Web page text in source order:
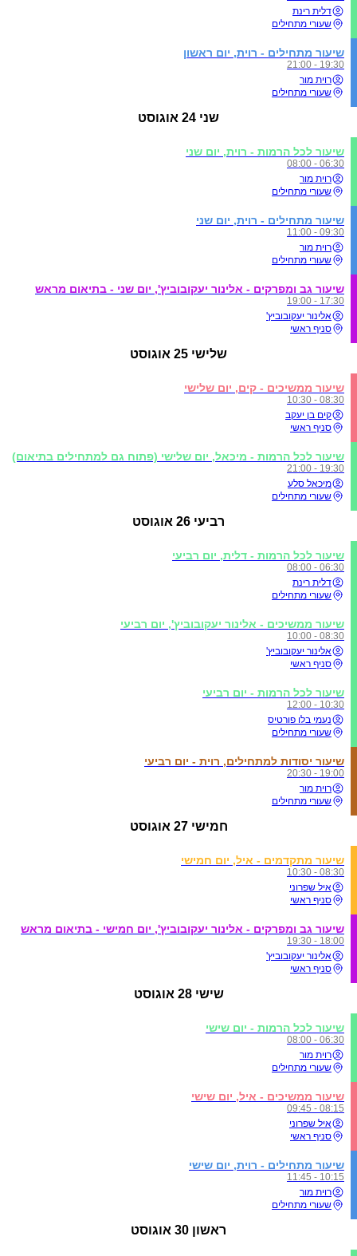
דלית רינת
שעורי מתחילים
שיעור מתחילים - רוית, יום ראשון
19:30 - 21:00
רוית מור
שעורי מתחילים
שני 24 אוגוסט
שיעור לכל הרמות - רוית, יום שני
06:30 - 08:00
רוית מור
שעורי מתחילים
שיעור מתחילים - רוית, יום שני
09:30 - 11:00
רוית מור
שעורי מתחילים
שיעור גב ומפרקים - אלינור יעקובוביץ', יום שני - בתיאום מראש
17:30 - 19:00
אלינור יעקובוביץ'
סניף ראשי
שלישי 25 אוגוסט
שיעור ממשיכים - קים, יום שלישי
08:30 - 10:30
קים בן יעקב
סניף ראשי
שיעור לכל הרמות - מיכאל, יום שלישי (פתוח גם למתחילים בתיאום)
19:30 - 21:00
מיכאל סלע
שעורי מתחילים
רביעי 26 אוגוסט
שיעור לכל הרמות - דלית, יום רביעי
06:30 - 08:00
דלית רינת
שעורי מתחילים
שיעור ממשיכים - אלינור יעקובוביץ', יום רביעי
08:30 - 10:00
אלינור יעקובוביץ'
סניף ראשי
שיעור לכל הרמות - יום רביעי
10:30 - 12:00
נעמי בלו פורטיס
שעורי מתחילים
שיעור יסודות למתחילים, רוית - יום רביעי
19:00 - 20:30
רוית מור
שעורי מתחילים
חמישי 27 אוגוסט
שיעור מתקדמים - איל, יום חמישי
08:30 - 10:30
איל שפרוני
סניף ראשי
שיעור גב ומפרקים - אלינור יעקובוביץ', יום חמישי - בתיאום מראש
18:00 - 19:30
אלינור יעקובוביץ'
סניף ראשי
שישי 28 אוגוסט
שיעור לכל הרמות - יום שישי
06:30 - 08:00
רוית מור
שעורי מתחילים
שיעור ממשיכים - איל, יום שישי
08:15 - 09:45
איל שפרוני
סניף ראשי
שיעור מתחילים - רוית, יום שישי
10:15 - 11:45
רוית מור
שעורי מתחילים
ראשון 30 אוגוסט